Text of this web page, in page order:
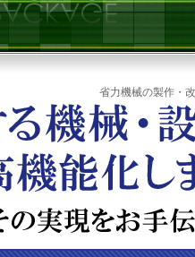
省力機械の製作・